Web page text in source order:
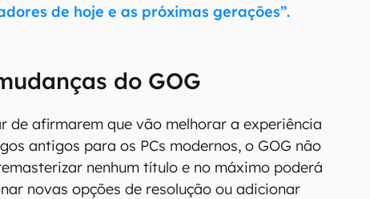
de hoje e as próximas gerações”.
do GOG
de afirmarem que vão melhorar a experiência
antigos para os PCs modernos, o GOG não
nenhum título e no máximo poderá
novas opções de resolução ou adicionar